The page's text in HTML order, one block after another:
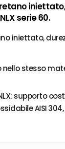
serie 60.
iniettato,
nello stesso
supporto
AISI
a grasso